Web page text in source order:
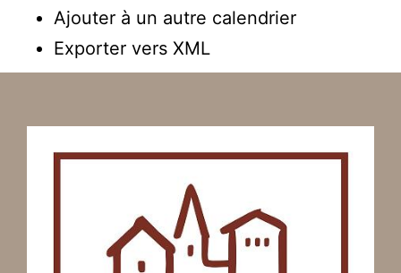
Ajouter à un autre calendrier
Exporter vers XML